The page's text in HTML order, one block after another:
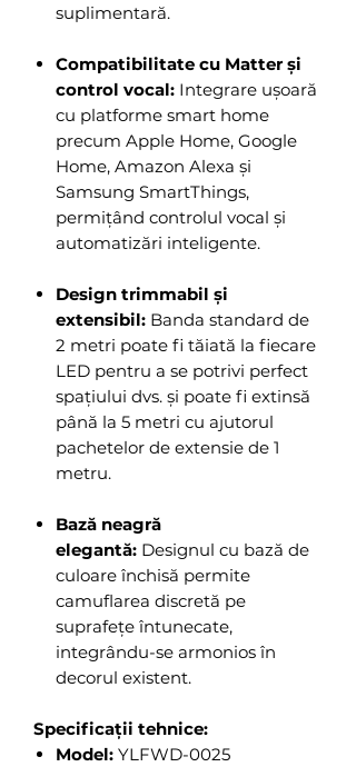
suplimentară.
Compatibilitate cu Matter și
control vocal: Integrare ușoară
cu platforme smart home
precum Apple Home, Google
Home, Amazon Alexa și
Samsung SmartThings,
permițând controlul vocal și
automatizări inteligente.
Design trimmabil și
extensibil: Banda standard de
2 metri poate fi tăiată la fiecare
LED pentru a se potrivi perfect
spațiului dvs. și poate fi extinsă
până la 5 metri cu ajutorul
pachetelor de extensie de 1
metru.
Bază neagră
elegantă: Designul cu bază de
culoare închisă permite
camuflarea discretă pe
suprafețe întunecate,
integrându-se armonios în
decorul existent.
Specificații tehnice:
Model: YLFWD-0025